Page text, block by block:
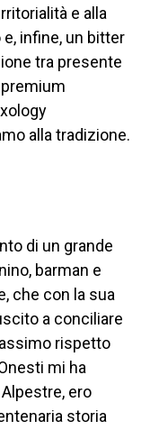
e alla
infine, un bitter
tra presente
alla tradizione.
di un grande
barman e
che con la sua
a conciliare
rispetto
mi ha
ero
storia